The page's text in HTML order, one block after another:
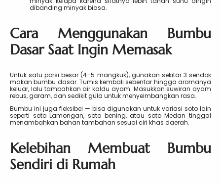
dibanding minyak biasa.
Cara Menggunakan Bumbu
Dasar Saat Ingin Memasak
Untuk satu porsi besar (4–5 mangkuk), gunakan sekitar 3 sendok
makan bumbu dasar. Tumis kembali sebentar hingga aromanya
keluar, lalu tambahkan air kaldu ayam. Masukkan suwiran ayam
rebus, garam, dan sedikit gula untuk menyeimbangkan rasa.
Bumbu ini juga fleksibel — bisa digunakan untuk variasi soto lain
seperti soto Lamongan, soto bening, atau soto Medan tinggal
menambahkan bahan tambahan sesuai ciri khas daerah.
Kelebihan Membuat Bumbu
Sendiri di Rumah